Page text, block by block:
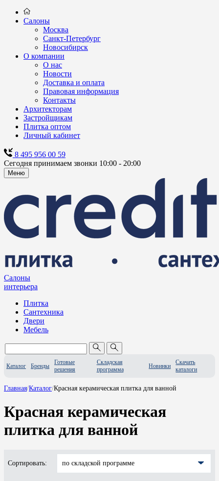
Салоны
Москва
Санкт-Петербург
Новосибирск
О компании
О нас
Новости
Доставка и оплата
Правовая информация
Контакты
Архитекторам
Застройщикам
Плитка оптом
Личный кабинет
8 495 956 00 59
Сегодня принимаем звонки 10:00 - 20:00
Меню
Салоны
интерьера
Плитка
Сантехника
Двери
Мебель
Каталог Бренды
Готовые
решения
Складская
программа
Новинки
Скачать
каталоги
Главная/Каталог/Красная керамическая плитка для ванной
Красная керамическая
плитка для ванной
Сортировать: по складской программе